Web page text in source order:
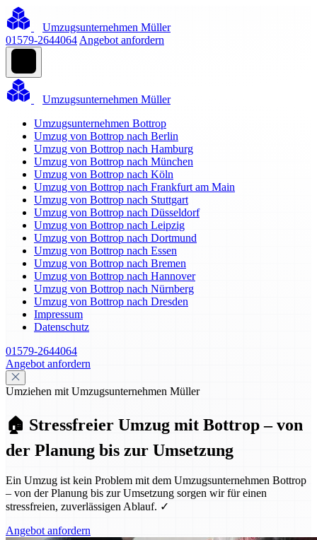
Umzugsunternehmen Müller
01579-2644064 Angebot anfordern
Umzugsunternehmen Müller
Umzugsunternehmen Bottrop
Umzug von Bottrop nach Berlin
Umzug von Bottrop nach Hamburg
Umzug von Bottrop nach München
Umzug von Bottrop nach Köln
Umzug von Bottrop nach Frankfurt am Main
Umzug von Bottrop nach Stuttgart
Umzug von Bottrop nach Düsseldorf
Umzug von Bottrop nach Leipzig
Umzug von Bottrop nach Dortmund
Umzug von Bottrop nach Essen
Umzug von Bottrop nach Bremen
Umzug von Bottrop nach Hannover
Umzug von Bottrop nach Nürnberg
Umzug von Bottrop nach Dresden
Impressum
Datenschutz
01579-2644064
Angebot anfordern
Umziehen mit Umzugsunternehmen Müller
🏠 Stressfreier Umzug mit Bottrop – von
der Planung bis zur Umsetzung
Ein Umzug ist kein Problem mit dem Umzugsunternehmen Bottrop
– von der Planung bis zur Umsetzung sorgen wir für einen
stressfreien, zuverlässigen Ablauf. ✓
Angebot anfordern